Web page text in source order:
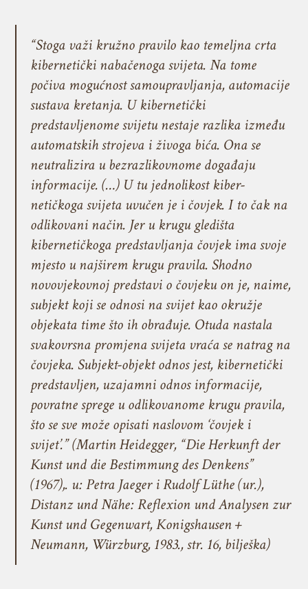
“Stoga važi kružno pravilo kao temeljna crta
kibernetički nabače­noga svijeta. Na tome
počiva mogućnost samoupravljanja, automaci­je
sustava kretanja. U kibernetički
predstavljenome svijetu nestaje ra­zlika između
automatskih strojeva i živoga bića. Ona se
neutralizira u bezrazlikovnome događaju
informacije. (…) U tu jednolikost kiber­
netičkoga svijeta uvučen je i čovjek. I to čak na
odlikovani način. Jer u krugu gledišta
kibernetičkoga predstavljanja čovjek ima svoje
mjesto u najširem krugu pravila. Shodno
novovjekovnoj predstavi o čovjeku on je, naime,
subjekt koji se odnosi na svijet kao okružje
objekata time što ih obrađuje. Otuda nastala
svakovrsna promjena svijeta vraća se natrag na
čovjeka. Subjekt-objekt odnos jest, kibernetički
predstavljen, uzajamni odnos informacije,
povratne sprege u odlikovanome krugu pravila,
što se sve može opisati naslovom ‘čovjek i
svijet’.” (Martin Heidegger, “Die Herkunft der
Kunst und die Bestimmung des Denkens”
(1967),. u: Petra Jaeger i Rudolf Lüthe (ur.),
Distanz und Nähe: Reflexion und Analysen zur
Kunst und Gegenwart, Konigshausen +
Neumann, Würzburg, 1983., str. 16, bilješka)